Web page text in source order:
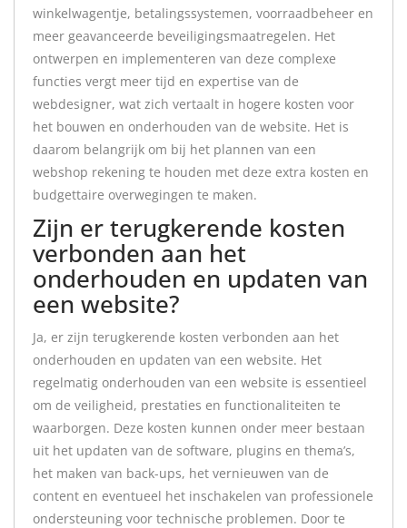
winkelwagentje, betalingssystemen, voorraadbeheer en
meer geavanceerde beveiligingsmaatregelen. Het
ontwerpen en implementeren van deze complexe
functies vergt meer tijd en expertise van de
webdesigner, wat zich vertaalt in hogere kosten voor
het bouwen en onderhouden van de website. Het is
daarom belangrijk om bij het plannen van een
webshop rekening te houden met deze extra kosten en
budgettaire overwegingen te maken.
Zijn er terugkerende kosten
verbonden aan het
onderhouden en updaten van
een website?
Ja, er zijn terugkerende kosten verbonden aan het
onderhouden en updaten van een website. Het
regelmatig onderhouden van een website is essentieel
om de veiligheid, prestaties en functionaliteiten te
waarborgen. Deze kosten kunnen onder meer bestaan
uit het updaten van de software, plugins en thema’s,
het maken van back-ups, het vernieuwen van de
content en eventueel het inschakelen van professionele
ondersteuning voor technische problemen. Door te